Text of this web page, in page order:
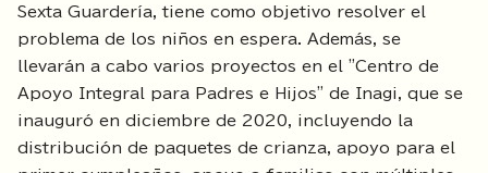
Sexta Guardería, tiene como objetivo resolver el
problema de los niños en espera. Además, se
llevarán a cabo varios proyectos en el "Centro de
Apoyo Integral para Padres e Hijos" de Inagi, que se
inauguró en diciembre de 2020, incluyendo la
distribución de paquetes de crianza, apoyo para el